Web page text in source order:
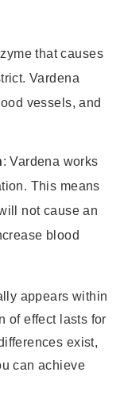
that causes
Vardena
vessels, and
: Vardena works
This means
not cause an
blood
appears within
of effect lasts for
exist,
can achieve